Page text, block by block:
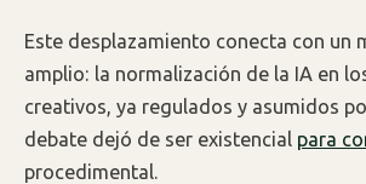
Este desplazamiento conecta con un
amplio: la normalización de la IA en
creativos, ya regulados y asumidos
debate dejó de ser existencial para
procedimental.